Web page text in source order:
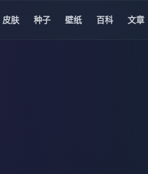
皮肤 种子 壁纸 百科 文章